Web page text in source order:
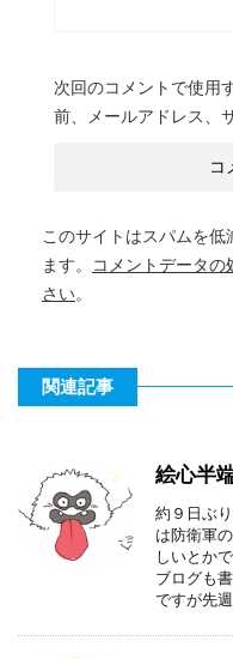
次回のコメントで使用
前、メールアドレス、
このサイトはスパムを
ます。
コメントデータ
さい。
関連記事
絵心半
約９日ぶ
は防衛軍
しいとか
ブログも
ですが先週